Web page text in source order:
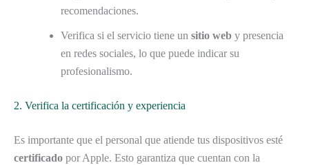
recomendaciones.
Verifica si el servicio tiene un sitio web y presencia
en redes sociales, lo que puede indicar su
profesionalismo.
2. Verifica la certificación y experiencia
Es importante que el personal que atiende tus dispositivos esté
certificado por Apple. Esto garantiza que cuentan con la